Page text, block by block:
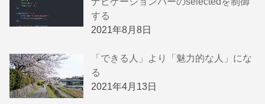
する
2021年8月8日
「できる人」より「魅力的な人」にな
る
2021年4月13日